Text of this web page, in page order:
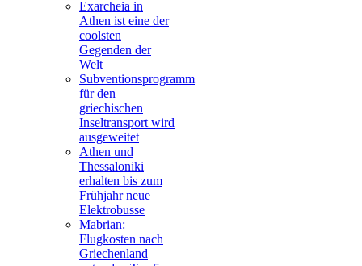
Exarcheia in
Athen ist eine der
coolsten
Gegenden der
Welt
Subventionsprogramm
für den
griechischen
Inseltransport wird
ausgeweitet
Athen und
Thessaloniki
erhalten bis zum
Frühjahr neue
Elektrobusse
Mabrian:
Flugkosten nach
Griechenland